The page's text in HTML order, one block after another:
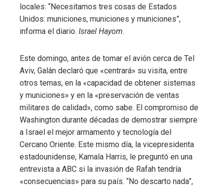
locales: “Necesitamos tres cosas de Estados
Unidos: municiones, municiones y municiones”,
informa el diario. Israel Hayom.
Este domingo, antes de tomar el avión cerca de Tel
Aviv, Galán declaró que «centrará» su visita, entre
otros temas, en la «capacidad de obtener sistemas
y municiones» y en la «preservación de ventas
militares de calidad», como sabe. El compromiso de
Washington durante décadas de demostrar siempre
a Israel el mejor armamento y tecnología del
Cercano Oriente. Este mismo día, la vicepresidenta
estadounidense, Kamala Harris, le preguntó en una
entrevista a ABC si la invasión de Rafah tendría
«consecuencias» para su país. “No descarto nada”,